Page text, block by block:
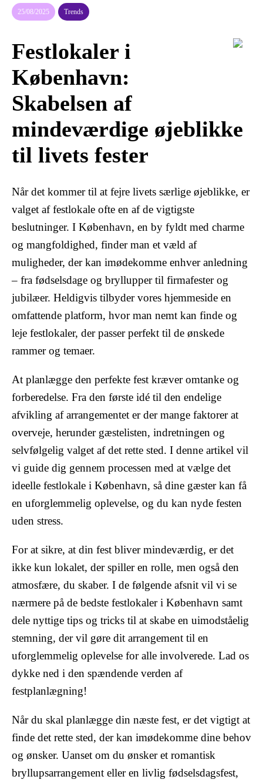
25/08/2025 Trends
Festlokaler i
København:
Skabelsen af
mindeværdige øjeblikke
til livets fester
Når det kommer til at fejre livets særlige øjeblikke, er
valget af festlokale ofte en af de vigtigste
beslutninger. I København, en by fyldt med charme
og mangfoldighed, finder man et væld af
muligheder, der kan imødekomme enhver anledning
– fra fødselsdage og bryllupper til firmafester og
jubilæer. Heldigvis tilbyder vores hjemmeside en
omfattende platform, hvor man nemt kan finde og
leje festlokaler, der passer perfekt til de ønskede
rammer og temaer.
At planlægge den perfekte fest kræver omtanke og
forberedelse. Fra den første idé til den endelige
afvikling af arrangementet er der mange faktorer at
overveje, herunder gæstelisten, indretningen og
selvfølgelig valget af det rette sted. I denne artikel vil
vi guide dig gennem processen med at vælge det
ideelle festlokale i København, så dine gæster kan få
en uforglemmelig oplevelse, og du kan nyde festen
uden stress.
For at sikre, at din fest bliver mindeværdig, er det
ikke kun lokalet, der spiller en rolle, men også den
atmosfære, du skaber. I de følgende afsnit vil vi se
nærmere på de bedste festlokaler i København samt
dele nyttige tips og tricks til at skabe en uimodståelig
stemning, der vil gøre dit arrangement til en
uforglemmelig oplevelse for alle involverede. Lad os
dykke ned i den spændende verden af
festplanlægning!
Når du skal planlægge din næste fest, er det vigtigt at
finde det rette sted, der kan imødekomme dine behov
og ønsker. Uanset om du ønsker et romantisk
bryllupsarrangement eller en livlig fødselsdagsfest,